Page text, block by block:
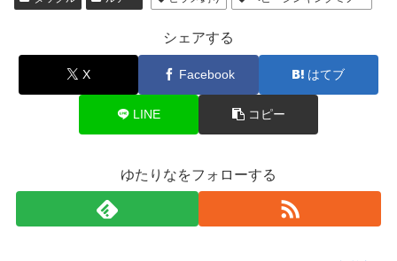
シェアする
X Facebook はてブ
LINE コピー
ゆたりなをフォローする